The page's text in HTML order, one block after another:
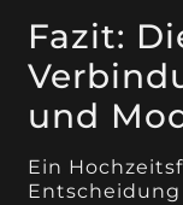
Fazit:
und
Ein
Entscheidung